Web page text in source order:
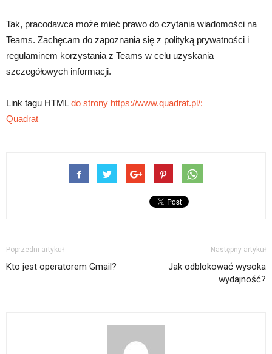
Tak, pracodawca może mieć prawo do czytania wiadomości na
Teams. Zachęcam do zapoznania się z polityką prywatności i
regulaminem korzystania z Teams w celu uzyskania
szczegółowych informacji.
Link tagu HTMLdo strony https://www.quadrat.pl/:
Quadrat
Poprzedni artykuł
Kto jest operatorem Gmail?
Następny artykuł
Jak odblokować wysoka
wydajność?